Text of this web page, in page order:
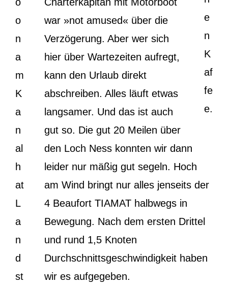
e
n
K
af
fe
e.
o
n
a
m
K
a
n
al
h
at
L
a
n
d
st
war »not amused« über die
Verzögerung. Aber wer sich
hier über Wartezeiten aufregt,
kann den Urlaub direkt
abschreiben. Alles läuft etwas
langsamer. Und das ist auch
gut so. Die gut 20 Meilen über
den Loch Ness konnten wir dann
leider nur mäßig gut segeln. Hoch
am Wind bringt nur alles jenseits der
4 Beaufort TIAMAT halbwegs in
Bewegung. Nach dem ersten Drittel
und rund 1,5 Knoten
Durchschnittsgeschwindigkeit haben
wir es aufgegeben.